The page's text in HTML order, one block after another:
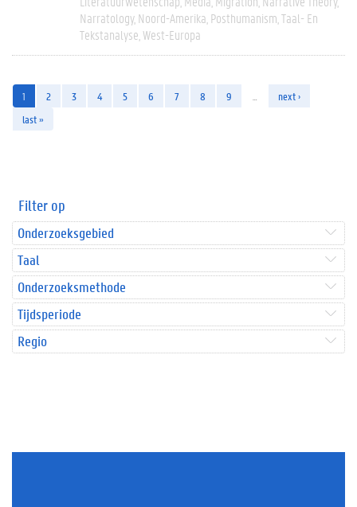
Narratology Noord-Amerika Posthumanism Taal- En
Tekstanalyse West-Europa
1 2 3 4 5 6 7 8 9
next ›
last »
Filter op
Onderzoeksgebied
Taal
Onderzoeksmethode
Tijdsperiode
Regio